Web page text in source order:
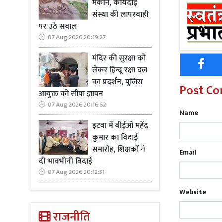
मकान, कार्यदाई
संस्था की लापरवाही
पर उठे सवाल
07 Aug 2026 20:19:27
मंदिर की सुरक्षा को
लेकर हिन्दू रक्षा दल
का प्रदर्शन, पुलिस
आयुक्त को सौंपा ज्ञापन
07 Aug 2026 20:16:52
इटवा में बीईओ महेंद्र
कुमार का विदाई
समारोह, शिक्षकों ने
दी भावभीनी विदाई
07 Aug 2026 20:12:31
राजनीति
बेटी को
बीते 13
आरोपी का
Read
संबंध में
भेज दिया
Post
Name
Email
Website